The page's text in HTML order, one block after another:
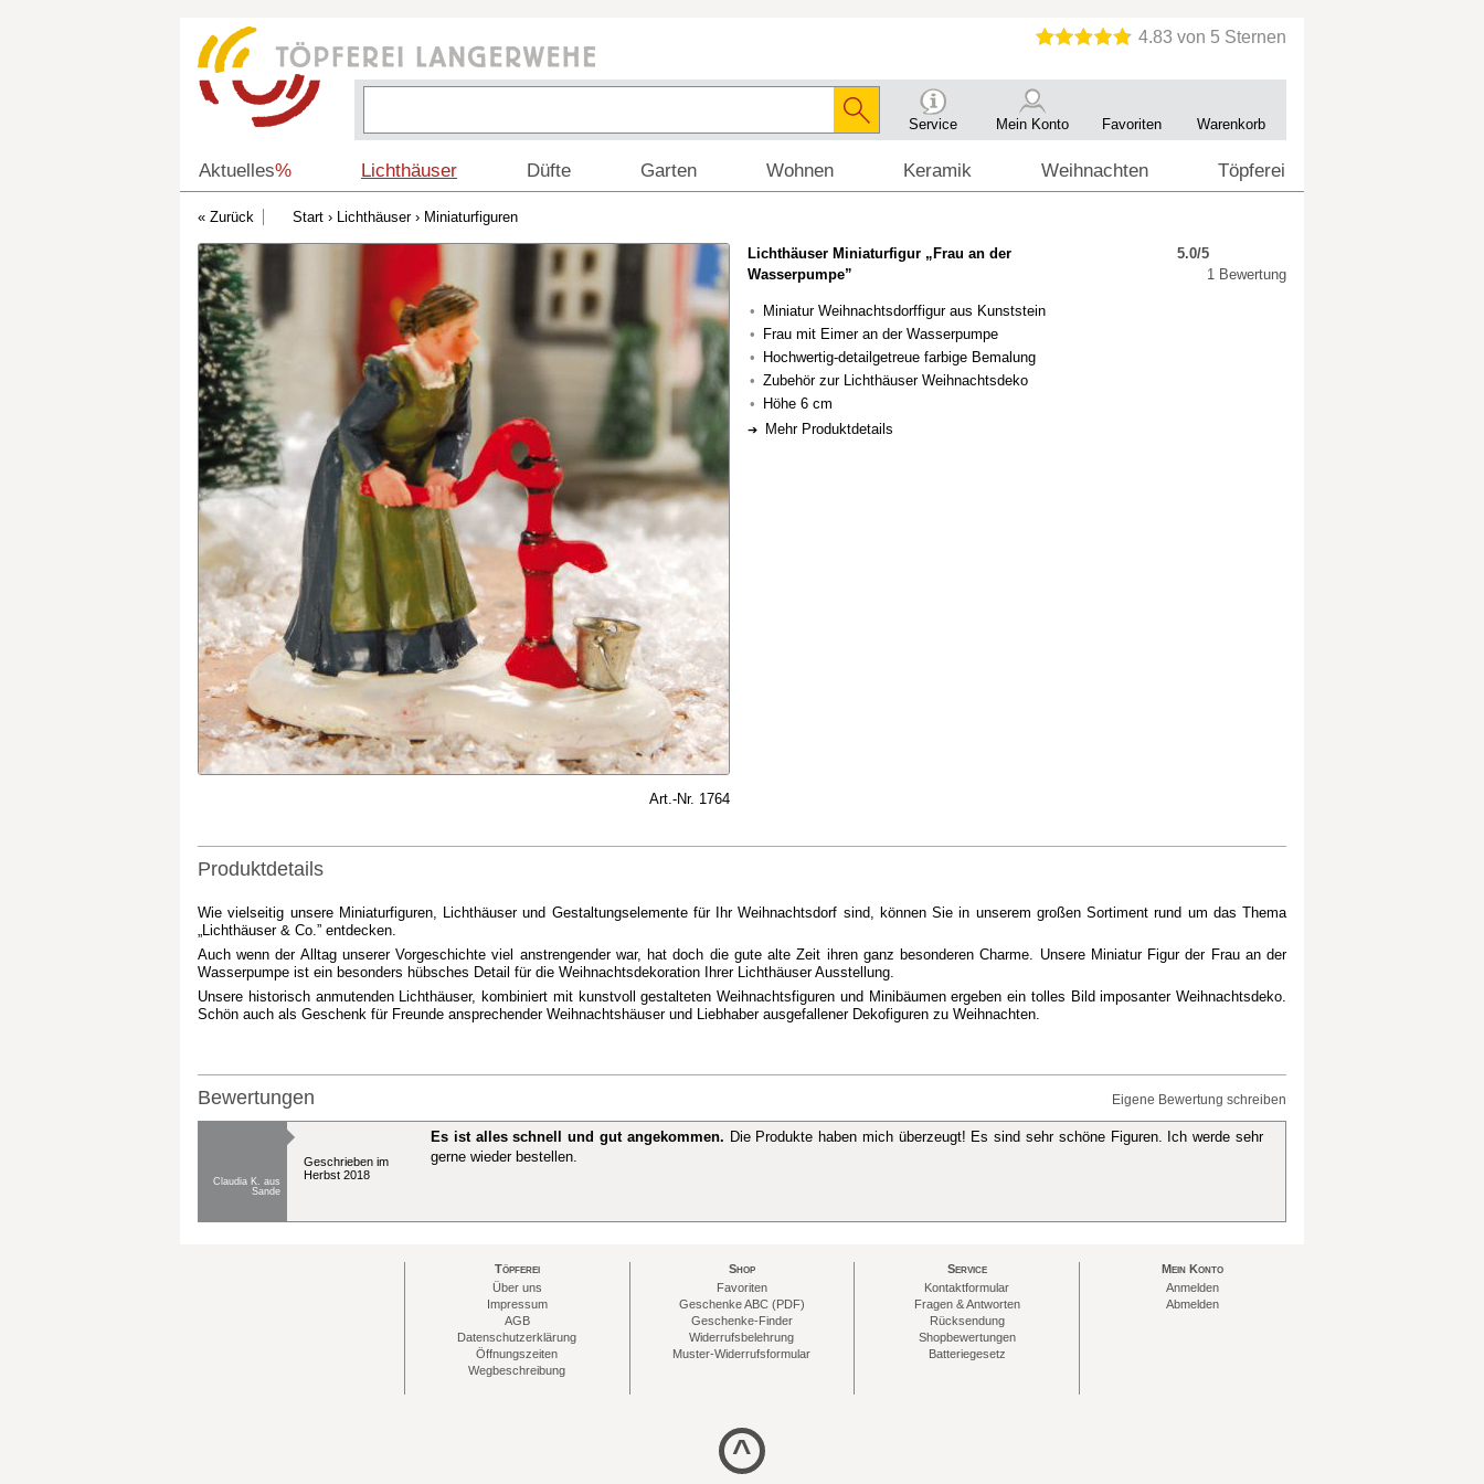
Service Mein Konto Favoriten Warenkorb
Aktuelles% Lichthäuser Düfte Garten Wohnen Keramik Weihnachten Töpferei
Start › Lichthäuser› Miniaturfiguren
Art.-Nr. 1764
Lichthäuser Miniaturfigur „Frau an der
Wasserpumpe”
Miniatur Weihnachtsdorffigur aus Kunststein
Frau mit Eimer an der Wasserpumpe
Hochwertig-detailgetreue farbige Bemalung
Zubehör zur Lichthäuser Weihnachtsdeko
Höhe 6 cm
Mehr Produktdetails
5.0/5
1 Bewertung
Produktdetails
Wie vielseitig unsere Miniaturfiguren, Lichthäuser und Gestaltungselemente für Ihr Weihnachtsdorf sind, können Sie in unserem großen Sortiment rund um das Thema
„Lichthäuser & Co.” entdecken.
Auch wenn der Alltag unserer Vorgeschichte viel anstrengender war, hat doch die gute alte Zeit ihren ganz besonderen Charme. Unsere Miniatur Figur der Frau an der
Wasserpumpe ist ein besonders hübsches Detail für die Weihnachtsdekoration Ihrer Lichthäuser Ausstellung.
Unsere historisch anmutenden Lichthäuser, kombiniert mit kunstvoll gestalteten Weihnachtsfiguren und Minibäumen ergeben ein tolles Bild imposanter Weihnachtsdeko.
Schön auch als Geschenk für Freunde ansprechender Weihnachtshäuser und Liebhaber ausgefallener Dekofiguren zu Weihnachten.
Bewertungen Eigene Bewertung schreiben
Claudia K. aus
Sande
Geschrieben im
Herbst 2018
Es ist alles schnell und gut angekommen. Die Produkte haben mich überzeugt! Es sind sehr schöne Figuren. Ich werde sehr
gerne wieder bestellen.
Töpferei
Über uns
Impressum
AGB
Datenschutzerklärung
Öffnungszeiten
Wegbeschreibung
Shop
Favoriten
Geschenke ABC (PDF)
Geschenke-Finder
Widerrufsbelehrung
Muster-Widerrufsformular
Service
Kontaktformular
Fragen & Antworten
Rücksendung
Shopbewertungen
Batteriegesetz
Mein Konto
Anmelden
Abmelden
^